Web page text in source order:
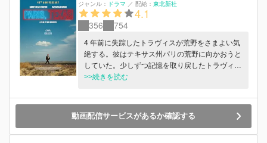
ジャンル：
ドラマ ／ 配給： 東北新社
4.1
356 754
4 年前に失踪したトラヴィスが荒野をさまよい気
絶する。彼はテキサス州パリの荒野に向かおうと
していた。少しずつ記憶を取り戻したトラヴィス
は、息子とともに妻を捜す旅に出る。1985 年に
ンダースの名を日本中に轟かせた本作を、国内初
となる 4K レストア版で上映。
>>続きを読む
動画配信サービスがあるか確認する